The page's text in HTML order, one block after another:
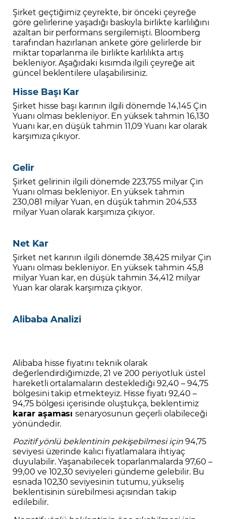
Şirket geçtiğimiz çeyrekte, bir önceki çeyreğe
göre gelirlerine yaşadığı baskıyla birlikte karlılığını
azaltan bir performans sergilemişti. Bloomberg
tarafından hazırlanan ankete göre gelirlerde bir
miktar toparlanma ile birlikte karlılıkta artış
bekleniyor. Aşağıdaki kısımda ilgili çeyreğe ait
güncel beklentilere ulaşabilirsiniz.
Hisse Başı Kar
Şirket hisse başı karının ilgili dönemde 14,145 Çin
Yuanı olması bekleniyor. En yüksek tahmin 16,130
Yuanı kar, en düşük tahmin 11,09 Yuanı kar olarak
karşımıza çıkıyor.
Gelir
Şirket gelirinin ilgili dönemde 223,755 milyar Çin
Yuanı olması bekleniyor. En yüksek tahmin
230,081 milyar Yuan, en düşük tahmin 204,533
milyar Yuan olarak karşımıza çıkıyor.
Net Kar
Şirket net karının ilgili dönemde 38,425 milyar Çin
Yuanı olması bekleniyor. En yüksek tahmin 45,8
milyar Yuan kar, en düşük tahmin 34,412 milyar
Yuan kar olarak karşımıza çıkıyor.
Alibaba Analizi
Alibaba hisse fiyatını teknik olarak
değerlendirdiğimizde, 21 ve 200 periyotluk üstel
hareketli ortalamaların desteklediği 92,40 – 94,75
bölgesini takip etmekteyiz. Hisse fiyatı 92,40 –
94,75 bölgesi içerisinde oluştukça, beklentimiz
karar aşamasısenaryosunun geçerli olabileceği
yönündedir.
Pozitif yönlü beklentinin pekişebilmesi için94,75
seviyesi üzerinde kalıcı fiyatlamalara ihtiyaç
duyulabilir. Yaşanabilecek toparlanmalarda 97,60 –
99,00 ve 102,30 seviyeleri gündeme gelebilir. Bu
esnada 102,30 seviyesinin tutumu, yükseliş
beklentisinin sürebilmesi açısından takip
edilebilir.